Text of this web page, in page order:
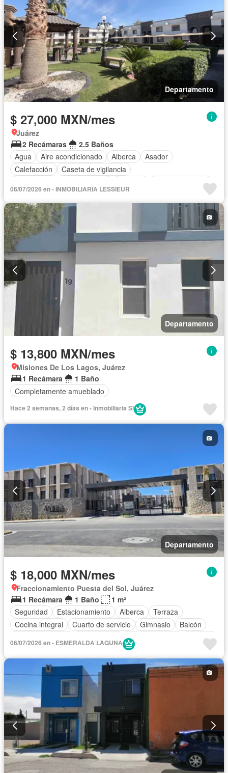
Departamento
$ 27,000 MXN/mes
Juárez
2 Recámaras
2.5 Baños
Agua
Aire acondicionado Alberca
Asador
Calefacción
Caseta de vigilancia
Cocina equipada
Cocina integral
Cuarto de Limpieza
Electricidad
Estacionamiento
Gimnasio
Jacuzzi
Jardín
Sauna
Seguridad
Televisión por cable Terraza
Zonas verdes
Completamente amueblado
06/07/2026 en - INMOBILIARIA LESSIEUR
Departamento
$ 13,800 MXN/mes
Misiones De Los Lagos, Juárez
1 Recámara
1 Baño
Completamente amueblado
Hace 2 semanas, 2 días en - Inmobiliaria SI
Departamento
$ 18,000 MXN/mes
Fraccionamiento Puesta del Sol, Juárez
1 Recámara
1 Baño
1 m²
Seguridad
Estacionamiento Alberca
Terraza
Cocina integral
Cuarto de servicio Gimnasio
Balcón
Sala polivalente
Internet
Agua
Gas natural
Asador
Zonas verdes
Recámara con closet
Sin amueblar
06/07/2026 en - ESMERALDA LAGUNA